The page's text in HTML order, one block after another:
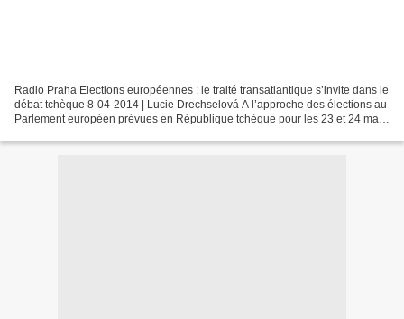
Radio Praha Elections européennes : le traité transatlantique s’invite dans le
débat tchèque 8-04-2014 | Lucie Drechselová A l’approche des élections au
Parlement européen prévues en République tchèque pour les 23 et 24 mai